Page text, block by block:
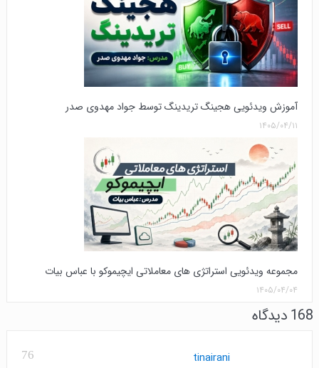
آموزش ویدئویی هجینگ تریدینگ توسط جواد مهدوی صدر
۱۴۰۵/۰۴/۱۱
مجموعه ویدئویی استراتژی های معاملاتی ایچیموکو با عباس بیات
۱۴۰۵/۰۴/۰۴
168 دیدگاه
76 tinairani